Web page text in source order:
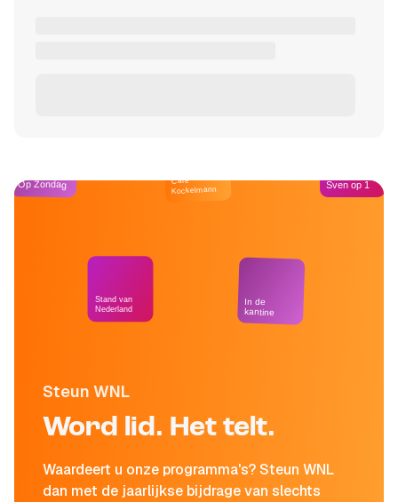
Steun WNL
Word lid. Het telt.
Waardeert u onze programma's? Steun WNL
dan met de jaarlijkse bijdrage van slechts
Op Zondag
Stand van
Nederland
Café
Kockelmann
In de
kantine
Sven op 1